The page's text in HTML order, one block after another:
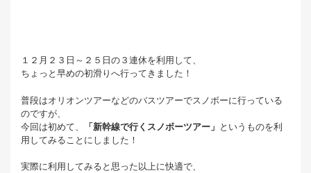
１２月２３日～２５日の３連休を利用して、
ちょっと早めの初滑りへ行ってきました！
普段はオリオンツアーなどのバスツアーでスノボーに行っている
のですが、
今回は初めて、
「新幹線で行くスノボーツアー」 というものを利
用してみることにしました！
実際に利用してみると思った以上に快適で、